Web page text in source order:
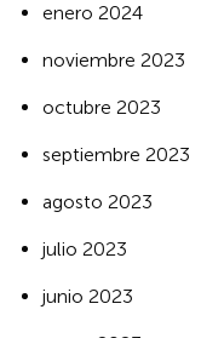
enero 2024
noviembre 2023
octubre 2023
septiembre 2023
agosto 2023
julio 2023
junio 2023